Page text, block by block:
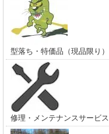
型落ち・特価品（現品限り）
修理・メンテナンスサービス